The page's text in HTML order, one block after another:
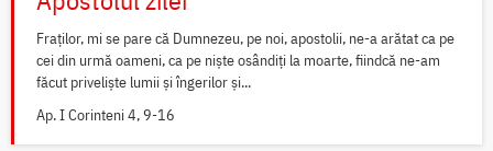
Fraților, mi se pare că Dumnezeu, pe noi, apostolii, ne-a arătat ca pe
cei din urmă oameni, ca pe niște osândiți la moarte, fiindcă ne-am
făcut priveliște lumii și îngerilor și...
Ap. I Corinteni 4, 9-16